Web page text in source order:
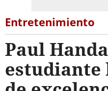
Entretenimiento
Paul
estudiante